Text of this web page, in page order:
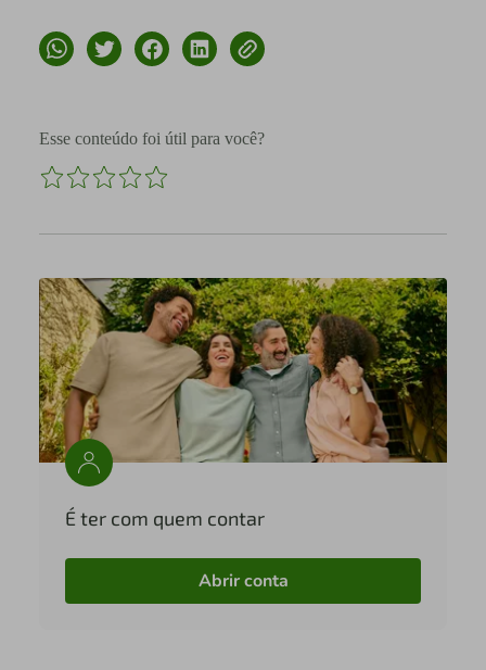
Esse conteúdo foi útil para você?
É ter com quem contar
Abrir conta